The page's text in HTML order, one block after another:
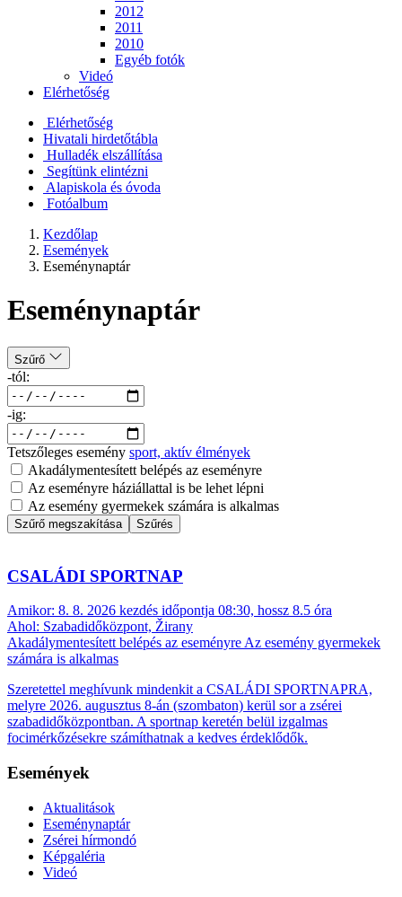
2012
2011
2010
Egyéb fotók
Videó
Elérhetőség
Elérhetőség
Hivatali hirdetőtábla
Hulladék elszállítása
Segítünk elintézni
Alapiskola és óvoda
Fotóalbum
Kezdőlap
Események
Eseménynaptár
Eseménynaptár
Szűrő
-tól:
-ig:
Tetszőleges esemény sport, aktív élmények
Akadálymentesített belépés az eseményre
Az eseményre háziállattal is be lehet lépni
Az esemény gyermekek számára is alkalmas
Szűrő megszakítása Szűrés
CSALÁDI SPORTNAP
Amikor: 8. 8. 2026 kezdés időpontja 08:30, hossz 8.5 óra
Ahol: Szabadidőközpont, Žirany
Akadálymentesített belépés az eseményre Az esemény gyermekek
számára is alkalmas
Szeretettel meghívunk mindenkit a CSALÁDI SPORTNAPRA,
melyre 2026. augusztus 8-án (szombaton) kerül sor a zsérei
szabadidőközpontban. A sportnap keretén belül izgalmas
focimérkőzésekre számíthatnak a kedves érdeklődők.
Események
Aktualitások
Eseménynaptár
Zsérei hírmondó
Képgaléria
Videó